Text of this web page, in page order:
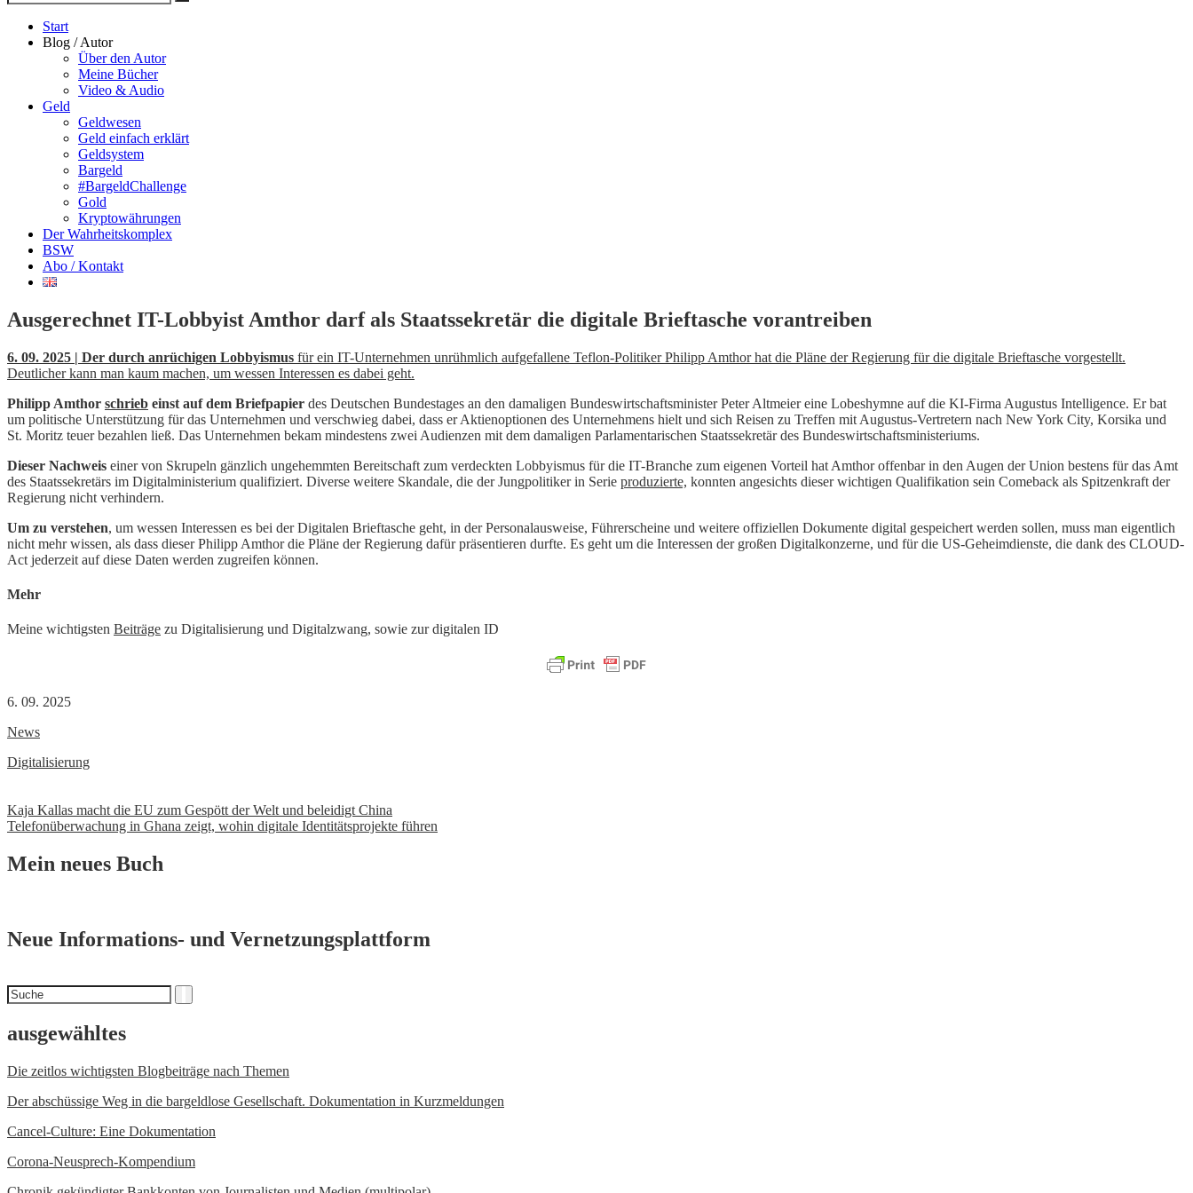
nach
Suche
Start
Blog / Autor
Über den Autor
Meine Bücher
Video & Audio
Geld
Geldwesen
Geld einfach erklärt
Geldsystem
Bargeld
#BargeldChallenge
Gold
Kryptowährungen
Der Wahrheitskomplex
BSW
Abo / Kontakt
Ausgerechnet IT-Lobbyist Amthor darf als Staatssekretär die digitale Brieftasche vorantreiben
6. 09. 2025 | Der durch anrüchigen Lobbyismus für ein IT-Unternehmen unrühmlich aufgefallene Teflon-Politiker Philipp Amthor hat die Pläne der Regierung für die digitale Brieftasche vorgestellt.
Deutlicher kann man kaum machen, um wessen Interessen es dabei geht.
Philipp Amthor schrieb einst auf dem Briefpapier des Deutschen Bundestages an den damaligen Bundeswirtschaftsminister Peter Altmeier eine Lobeshymne auf die KI-Firma Augustus Intelligence. Er bat
um politische Unterstützung für das Unternehmen und verschwieg dabei, dass er Aktienoptionen des Unternehmens hielt und sich Reisen zu Treffen mit Augustus-Vertretern nach New York City, Korsika und
St. Moritz teuer bezahlen ließ. Das Unternehmen bekam mindestens zwei Audienzen mit dem damaligen Parlamentarischen Staatssekretär des Bundeswirtschaftsministeriums.
Dieser Nachweis einer von Skrupeln gänzlich ungehemmten Bereitschaft zum verdeckten Lobbyismus für die IT-Branche zum eigenen Vorteil hat Amthor offenbar in den Augen der Union bestens für das Amt
des Staatssekretärs im Digitalministerium qualifiziert. Diverse weitere Skandale, die der Jungpolitiker in Serie produzierte, konnten angesichts dieser wichtigen Qualifikation sein Comeback als Spitzenkraft der
Regierung nicht verhindern.
Um zu verstehen, um wessen Interessen es bei der Digitalen Brieftasche geht, in der Personalausweise, Führerscheine und weitere offiziellen Dokumente digital gespeichert werden sollen, muss man eigentlich
nicht mehr wissen, als dass dieser Philipp Amthor die Pläne der Regierung dafür präsentieren durfte. Es geht um die Interessen der großen Digitalkonzerne, und für die US-Geheimdienste, die dank des CLOUD-
Act jederzeit auf diese Daten werden zugreifen können.
Mehr
Meine wichtigsten Beiträge zu Digitalisierung und Digitalzwang, sowie zur digitalen ID
6. 09. 2025
News
Digitalisierung
Beitrags-
Navigation
Kaja Kallas macht die EU zum Gespött der Welt und beleidigt China
Telefonüberwachung in Ghana zeigt, wohin digitale Identitätsprojekte führen
Mein neues Buch
Neue Informations- und Vernetzungsplattform
Suchen
nach
ausgewähltes
Die zeitlos wichtigsten Blogbeiträge nach Themen
Der abschüssige Weg in die bargeldlose Gesellschaft. Dokumentation in Kurzmeldungen
Cancel-Culture: Eine Dokumentation
Corona-Neusprech-Kompendium